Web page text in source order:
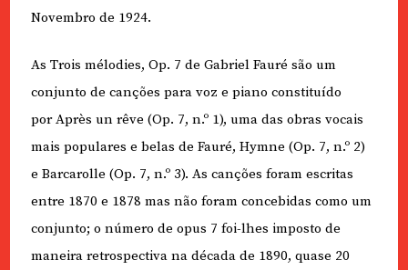
Novembro de 1924.
As Trois mélodies, Op. 7 de Gabriel Fauré são um
conjunto de canções para voz e piano constituído
por Après un rêve (Op. 7, n.º 1), uma das obras vocais
mais populares e belas de Fauré, Hymne (Op. 7, n.º 2)
e Barcarolle (Op. 7, n.º 3). As canções foram escritas
entre 1870 e 1878 mas não foram concebidas como um
conjunto; o número de opus 7 foi-lhes imposto de
maneira retrospectiva na década de 1890, quase 20